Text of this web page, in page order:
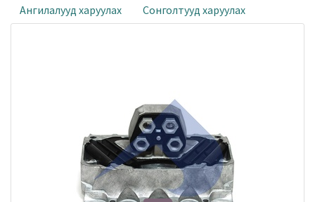
Ангилалууд харуулах Сонголтууд харуулах